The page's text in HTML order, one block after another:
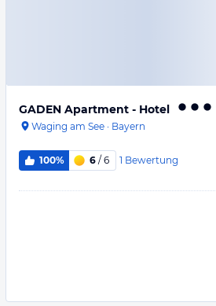
GADEN Apartment - Hotel
Waging am See · Bayern
100% 6 / 6 1 Bewertung